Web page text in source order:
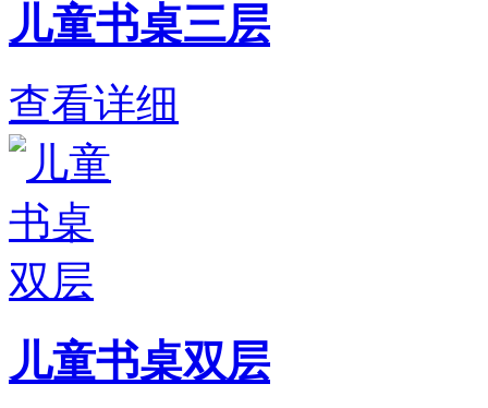
儿童书桌三层
查看详细
儿童书桌双层